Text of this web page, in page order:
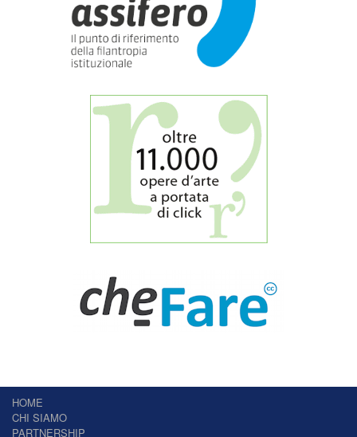
HOME
CHI SIAMO
PARTNERSHIP